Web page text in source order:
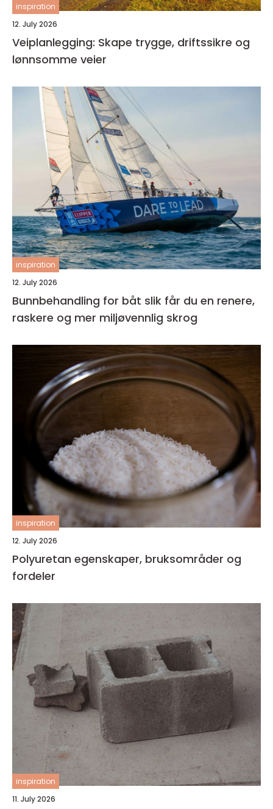
inspiration
12. July 2026
Veiplanlegging: Skape trygge, driftssikre og
lønnsomme veier
inspiration
12. July 2026
Bunnbehandling for båt slik får du en renere,
raskere og mer miljøvennlig skrog
inspiration
12. July 2026
Polyuretan egenskaper, bruksområder og
fordeler
inspiration
11. July 2026